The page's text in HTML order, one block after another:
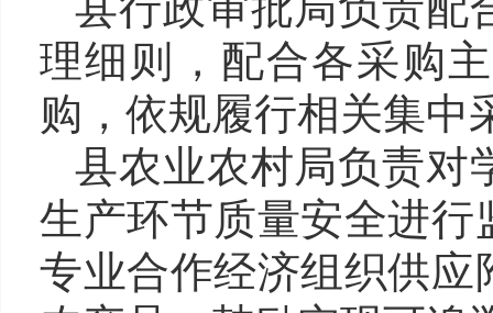
理细则， 配合各采购
购，依规履行相关集中
县农业农村局负责对
生产环节质量安全进
专业合作经济组织供